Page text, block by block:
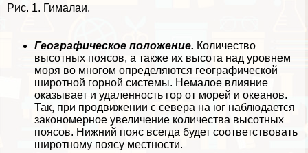
Рис. 1. Гималаи.
Географическое положение. Количество
высотных поясов, а также их высота над уровнем
моря во многом определяются географической
широтной горной системы. Немалое влияние
оказывает и удаленность гор от морей и океанов.
Так, при продвижении с севера на юг наблюдается
закономерное увеличение количества высотных
поясов. Нижний пояс всегда будет соответствовать
широтному поясу местности.